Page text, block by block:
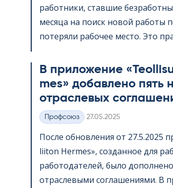
работники, ставшие
месяца на поиск новой работы
потеряли рабочее место. Это
В приложение
mes» добавлено пять
отраслевых
Категории
Профсоюз Kirjoitettu
27.05.2025
После обновления от 27.5.2025
lii­ton Her­mes», созданное для
работодателей, было
отраслевыми соглашениями. В